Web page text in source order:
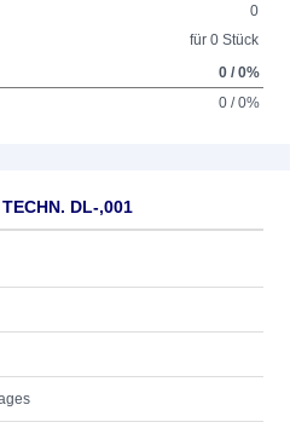
0
für 0 Stück
0 / 0%
0 / 0%
DL-,001